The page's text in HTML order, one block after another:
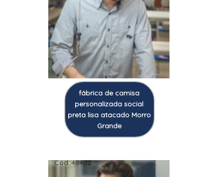
fábrica de camisa
personalizada social
preta lisa atacado Morro
Grande
Cod.:48402